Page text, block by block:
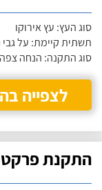
סוג העץ: עץ אירוקו
תשתית קיימת: על
סוג התקנה: הנחה צפה
לצפייה
התקנת פרקט